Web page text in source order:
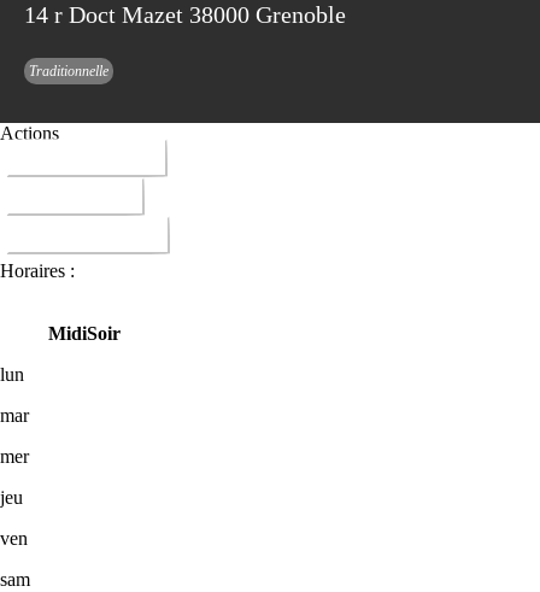
14 r Doct Mazet 38000 Grenoble
Traditionnelle
Actions
Horaires :
MidiSoir
lun
mar
mer
jeu
ven
sam